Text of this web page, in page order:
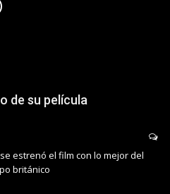
de su película
estrenó el film con lo mejor del
británico